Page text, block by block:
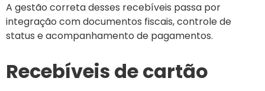
A gestão correta desses recebíveis passa por
integração com documentos fiscais, controle de
status e acompanhamento de pagamentos.
Recebíveis de cartão